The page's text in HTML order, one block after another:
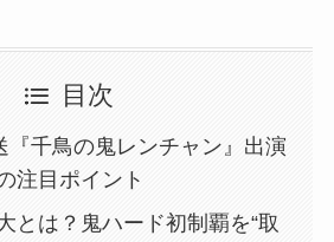
目次
『千鳥の鬼レンチャン』出演
注目ポイント
とは？鬼ハード初制覇を“取